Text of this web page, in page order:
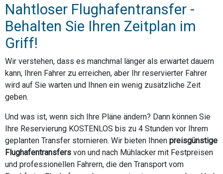
Nahtloser Flughafentransfer -
Behalten Sie Ihren Zeitplan im
Griff!
Wir verstehen, dass es manchmal länger als erwartet dauern
kann, Ihren Fahrer zu erreichen, aber Ihr reservierter Fahrer
wird auf Sie warten und Ihnen ein wenig zusätzliche Zeit
geben.
Und was ist, wenn sich Ihre Pläne ändern? Dann können Sie
Ihre Reservierung KOSTENLOS bis zu 4 Stunden vor Ihrem
geplanten Transfer stornieren. Wir bieten Ihnen preisgünstige
Flughafentransfers von und nach Mühlacker mit Festpreisen
und professionellen Fahrern, die den Transport vom